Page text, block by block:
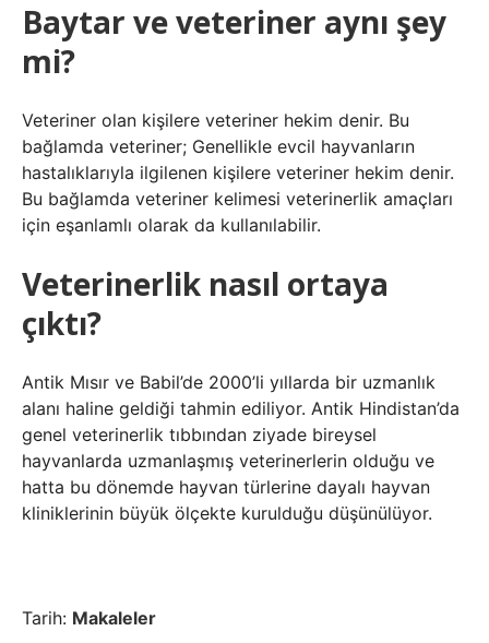
Baytar ve veteriner aynı şey
mi?
Veteriner olan kişilere veteriner hekim denir. Bu
bağlamda veteriner; Genellikle evcil hayvanların
hastalıklarıyla ilgilenen kişilere veteriner hekim denir.
Bu bağlamda veteriner kelimesi veterinerlik amaçları
için eşanlamlı olarak da kullanılabilir.
Veterinerlik nasıl ortaya
çıktı?
Antik Mısır ve Babil’de 2000’li yıllarda bir uzmanlık
alanı haline geldiği tahmin ediliyor. Antik Hindistan’da
genel veterinerlik tıbbından ziyade bireysel
hayvanlarda uzmanlaşmış veterinerlerin olduğu ve
hatta bu dönemde hayvan türlerine dayalı hayvan
kliniklerinin büyük ölçekte kurulduğu düşünülüyor.
Tarih: Makaleler